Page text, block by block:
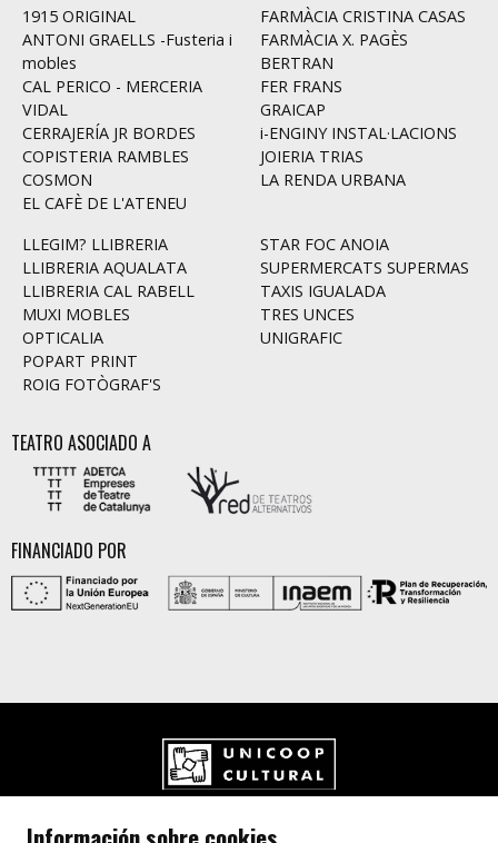
1915 ORIGINAL
ANTONI GRAELLS -Fusteria i
mobles
CAL PERICO - MERCERIA
VIDAL
CERRAJERÍA JR BORDES
COPISTERIA RAMBLES
COSMON
EL CAFÈ DE L'ATENEU
FARMÀCIA CRISTINA CASAS
FARMÀCIA X. PAGÈS
BERTRAN
FER FRANS
GRAICAP
i-ENGINY INSTAL·LACIONS
JOIERIA TRIAS
LA RENDA URBANA
LLEGIM? LLIBRERIA
LLIBRERIA AQUALATA
LLIBRERIA CAL RABELL
MUXI MOBLES
OPTICALIA
POPART PRINT
ROIG FOTÒGRAF'S
STAR FOC ANOIA
SUPERMERCATS SUPERMAS
TAXIS IGUALADA
TRES UNCES
UNIGRAFIC
TEATRO ASOCIADO A
FINANCIADO POR
Carrer de l'Aurora, 80 (Plaça de Cal Font)